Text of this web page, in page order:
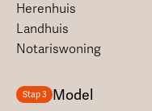
Herenhuis
Landhuis
Notariswoning
Stap 3 Model